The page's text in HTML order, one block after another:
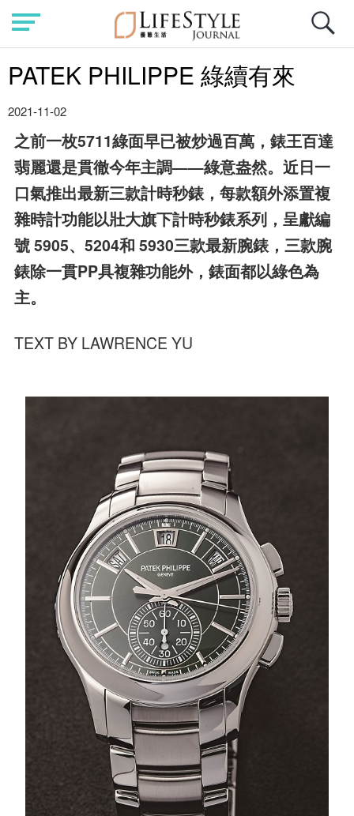
PATEK PHILIPPE 綠續有來
2021-11-02
之前一枚5711綠面早已被炒過百萬，錶王百達
翡麗還是貫徹今年主調——綠意盎然。近日一
口氣推出最新三款計時秒錶，每款額外添置複
雜時計功能以壯大旗下計時秒錶系列，呈獻編
號 5905、5204和 5930三款最新腕錶，三款腕
錶除一貫PP具複雜功能外，錶面都以綠色為
主。
TEXT BY LAWRENCE YU